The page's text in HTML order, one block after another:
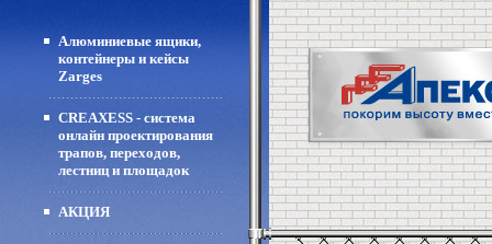
Алюминиевые ящики,
контейнеры и кейсы
Zarges
CREAXESS - система
онлайн проектирования
трапов, переходов,
лестниц и площадок
АКЦИЯ